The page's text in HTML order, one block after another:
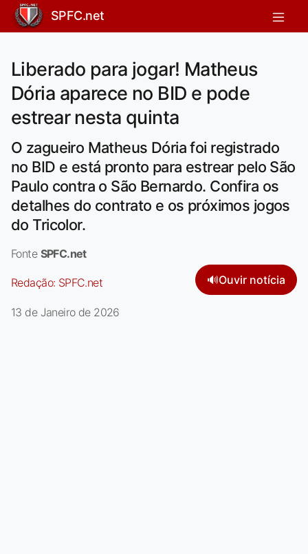
SPFC.net
Liberado para jogar! Matheus
Dória aparece no BID e pode
estrear nesta quinta
O zagueiro Matheus Dória foi registrado
no BID e está pronto para estrear pelo São
Paulo contra o São Bernardo. Confira os
detalhes do contrato e os próximos jogos
do Tricolor.
Fonte SPFC.net
Redação: SPFC.net 🔊Ouvir notícia
13 de Janeiro de 2026